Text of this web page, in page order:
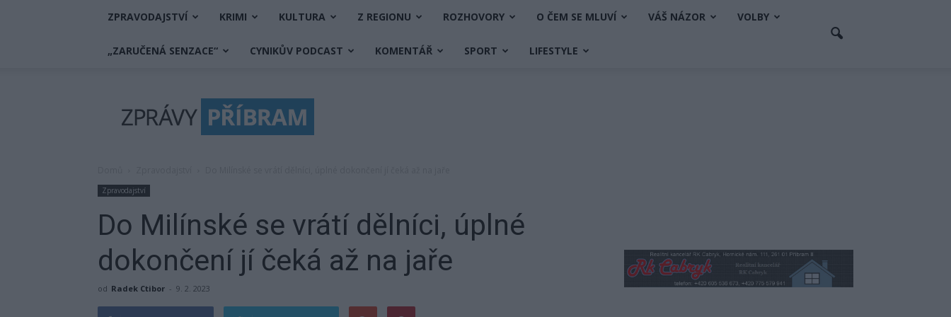
ZPRAVODAJSTVÍ KRIMI KULTURA Z REGIONU ROZHOVORY O ČEM SE MLUVÍ VÁŠ NÁZOR VOLBY
„ZARUČENÁ SENZACE“ CYNIKŮV PODCAST KOMENTÁŘ SPORT LIFESTYLE
Příbram
Zpravodajství
Do Milínské se vrátí dělníci, úplné
dokončení jí čeká až na jaře
od Radek Ctibor - 9. 2. 2023